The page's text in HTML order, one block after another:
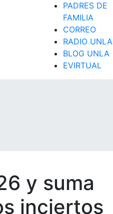
PADRES DE
FAMILIA
CORREO
RADIO UNLA
BLOG UNLA
EVIRTUAL
y suma
inciertos